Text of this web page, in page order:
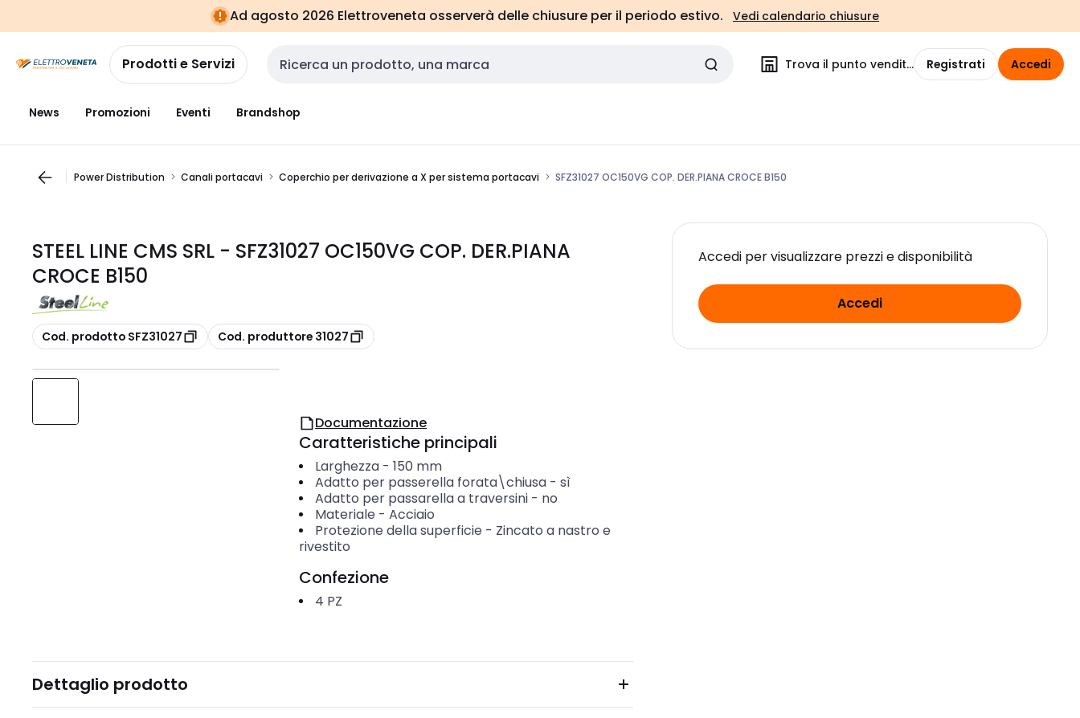
navigazionealla
pagina
Ad agosto 2026 Elettroveneta osserverà delle chiusure per il periodo estivo. Vedi calendario chiusure
Prodotti e Servizi Cerca input Trova il punto vendita Registrati Accedi
News Promozioni Eventi Brandshop
Power Distribution Canali portacavi Coperchio per derivazione a X per sistema portacavi SFZ31027 OC150VG COP. DER.PIANA CROCE B150
STEEL LINE CMS SRL - SFZ31027 OC150VG COP. DER.PIANA
CROCE B150
copia
Cod. prodotto SFZ31027 copia
Cod. produttore 31027
Accedi per visualizzare prezzi e disponibilità
Accedi
Documentazione
Caratteristiche principali
Larghezza- 150 mm
Adatto per passerella forata\chiusa- sì
Adatto per passarella a traversini- no
Materiale - Acciaio
Protezione della superficie - Zincato a nastro e
rivestito
Confezione
4 PZ
Dettaglio prodotto